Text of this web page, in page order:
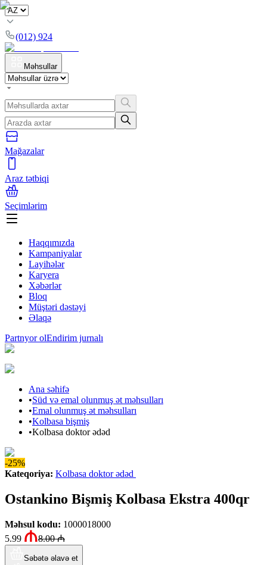
(012) 924
Məhsullar
Mağazalar
Araz tətbiqi
Seçimlərim
Haqqımızda
Kampaniyalar
Layihələr
Karyera
Xəbərlər
Bloq
Müştəri dəstəyi
Əlaqə
Partnyor olEndirim jurnalı
Ana səhifə
•Süd və emal olunmuş ət məhsulları
•Emal olunmuş ət məhsulları
•Kolbasa bişmiş
•Kolbasa doktor ədəd
-25%
Kateqoriya: Kolbasa doktor ədəd
Ostankino Bişmiş Kolbasa Ekstra 400qr
Məhsul kodu: 1000018000
5.99
8.00₼
Səbətə əlavə et